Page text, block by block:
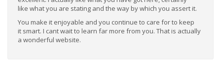
like what you are stating and the way by which you assert it.
You make it enjoyable and you continue to care for to keep
it smart. I cant wait to learn far more from you. That is actually
a wonderful website.